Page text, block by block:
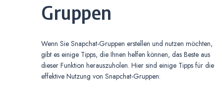
Gruppen
Wenn Sie Snapchat-Gruppen erstellen und nutzen möchten,
gibt es einige Tipps, die Ihnen helfen können, das Beste aus
dieser Funktion herauszuholen. Hier sind einige Tipps für die
effektive Nutzung von Snapchat-Gruppen: